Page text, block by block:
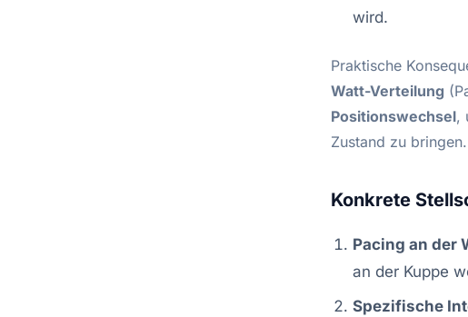
wird.
Praktische
Watt-Verteilung
Positionswechsel,
Zustand zu bringen.
Konkrete
Pacing an der
an der Kuppe
Spezifische